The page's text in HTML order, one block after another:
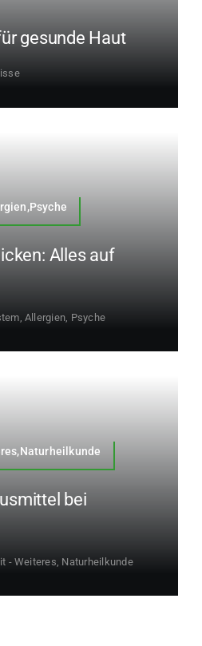
gesunde Haut
Alles auf
Allergien Psyche
bei
- Weiteres Naturheilkunde